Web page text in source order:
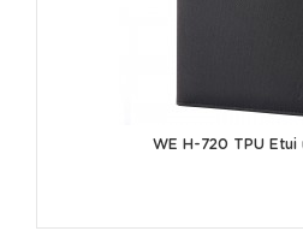
WE H-720 TPU Etui